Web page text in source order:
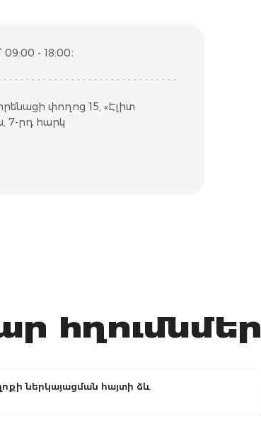
- 18:00։
փողոց 15, «Էլիտ
7-րդ հարկ
հղումնմեր
ներկայացման հայտի ձև